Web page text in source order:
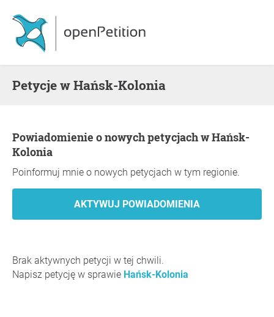
Petycje w Hańsk-Kolonia
Powiadomienie o nowych petycjach w Hańsk-
Kolonia
Poinformuj mnie o nowych petycjach w tym regionie.
Brak aktywnych petycji w tej chwili.
Napisz petycję w sprawie Hańsk-Kolonia